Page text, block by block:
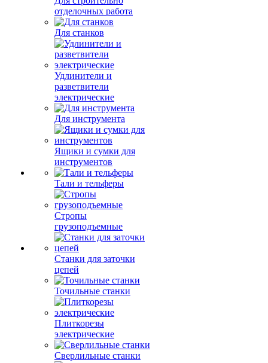
Для электрогенераторов
Абразивные материалы
Для строительно
отделочных работа
Для станков
Удлинители и
разветвители
электрические
Для инструмента
Ящики и сумки для
инструментов
Тали и тельферы
Стропы
грузоподъемные
Станки для заточки
цепей
Точильные станки